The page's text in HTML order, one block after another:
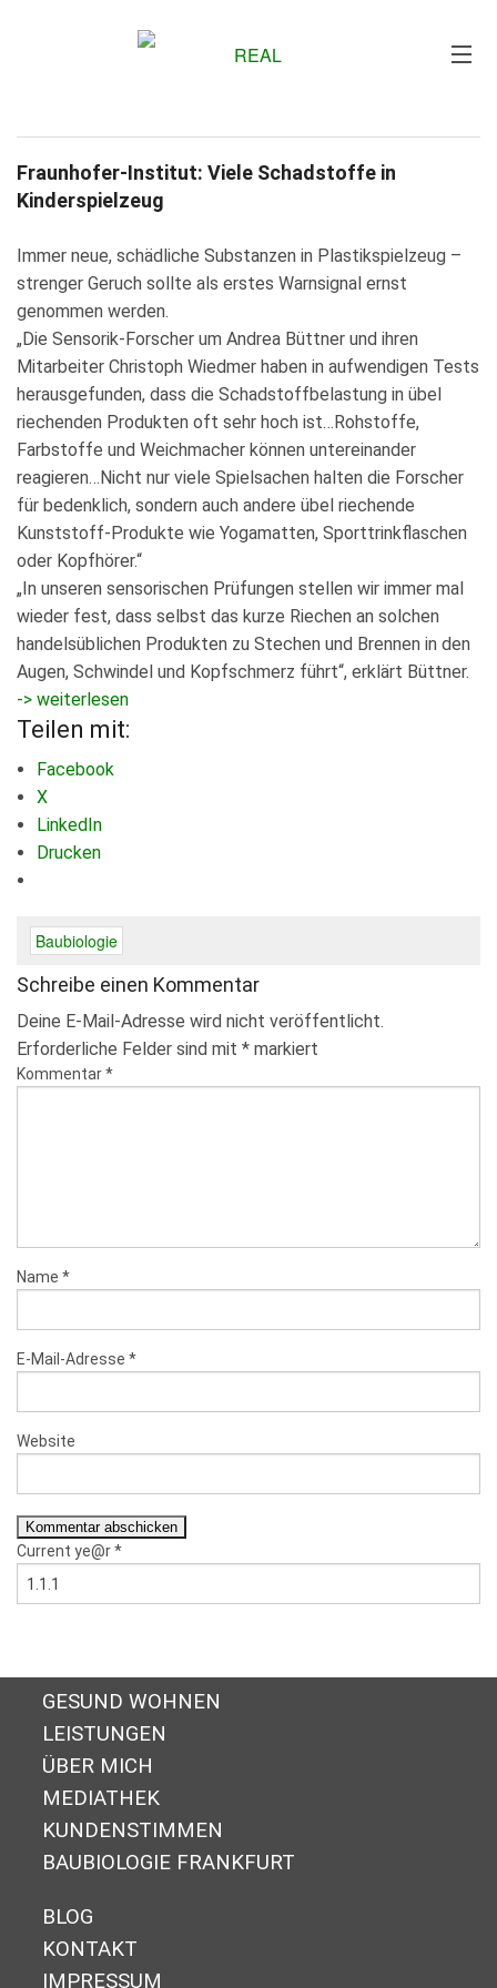
Fraunhofer-Institut: Viele Schadstoffe in
Kinderspielzeug
Immer neue, schädliche Substanzen in Plastikspielzeug –
strenger Geruch sollte als erstes Warnsignal ernst
genommen werden.
„Die Sensorik-Forscher um Andrea Büttner und ihren
Mitarbeiter Christoph Wiedmer haben in aufwendigen Tests
herausgefunden, dass die Schadstoffbelastung in übel
riechenden Produkten oft sehr hoch ist…Rohstoffe,
Farbstoffe und Weichmacher können untereinander
reagieren…Nicht nur viele Spielsachen halten die Forscher
für bedenklich, sondern auch andere übel riechende
Kunststoff-Produkte wie Yogamatten, Sporttrinkflaschen
oder Kopfhörer.“
„In unseren sensorischen Prüfungen stellen wir immer mal
wieder fest, dass selbst das kurze Riechen an solchen
handelsüblichen Produkten zu Stechen und Brennen in den
Augen, Schwindel und Kopfschmerz führt“, erklärt Büttner.
-> weiterlesen
Teilen mit:
Facebook
X
LinkedIn
Drucken
Baubiologie
Schreibe einen Kommentar
Deine E-Mail-Adresse wird nicht veröffentlicht.
Erforderliche Felder sind mit * markiert
Kommentar*
Name *
E-Mail-Adresse *
Website
Current ye@r*
GESUND WOHNEN
LEISTUNGEN
ÜBER MICH
MEDIATHEK
KUNDENSTIMMEN
BAUBIOLOGIE FRANKFURT
BLOG
KONTAKT
IMPRESSUM